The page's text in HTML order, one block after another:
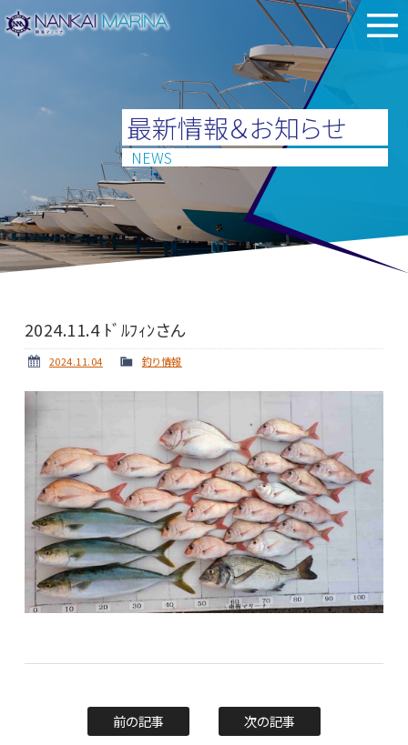
最新情報＆お知らせ
NEWS
2024.11.4 ﾄﾞﾙﾌｨﾝさん
2024.11.04 釣り情報
前の記事 次の記事